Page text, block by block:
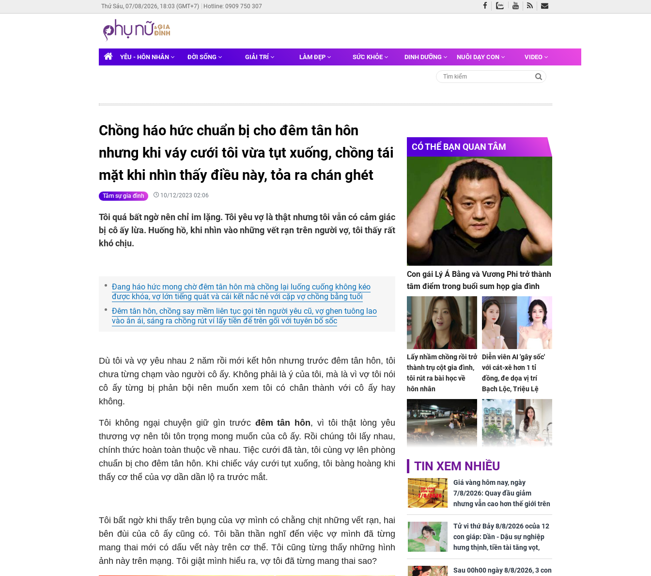
Thứ Sáu, 07/08/2026, 18:03 (GMT+7) Hotline: 0909 750 307
YÊU - HÔN NHÂN ĐỜI SỐNG GIẢI TRÍ LÀM ĐẸP SỨC KHỎE DINH DƯỠNG NUÔI DẠY CON VIDEO
Chồng háo hức chuẩn bị cho đêm tân hôn
nhưng khi váy cưới tôi vừa tụt xuống, chồng tái
mặt khi nhìn thấy điều này, tỏa ra chán ghét
Tâm sự gia đình 10/12/2023 02:06
Tôi quá bất ngờ nên chỉ im lặng. Tôi yêu vợ là thật nhưng tôi vẫn có cảm giác
bị cô ấy lừa. Huống hồ, khi nhìn vào những vết rạn trên người vợ, tôi thấy rất
khó chịu.
Đang háo hức mong chờ đêm tân hôn mà chồng lại luống cuống không kéo
được khóa, vợ lớn tiếng quát và cái kết nắc nẻ với cặp vợ chồng bằng tuổi
Đêm tân hôn, chồng say mềm liên tục gọi tên người yêu cũ, vợ ghen tuông lao
vào ân ái, sáng ra chồng rút ví lấy tiền để trên gối với tuyên bố sốc
Dù tôi và vợ yêu nhau 2 năm rồi mới kết hôn nhưng trước đêm tân hôn, tôi
chưa từng chạm vào người cô ấy. Không phải là ý của tôi, mà là vì vợ tôi nói
cô ấy từng bị phản bội nên muốn xem tôi có chân thành với cô ấy hay
không.
Tôi không ngại chuyện giữ gìn trước đêm tân hôn, vì tôi thật lòng yêu
thương vợ nên tôi tôn trọng mong muốn của cô ấy. Rồi chúng tôi lấy nhau,
chính thức hoàn toàn thuộc về nhau. Tiệc cưới đã tàn, tôi cùng vợ lên phòng
chuẩn bị cho đêm tân hôn. Khi chiếc váy cưới tụt xuống, tôi bàng hoàng khi
thấy cơ thể của vợ dần dần lộ ra trước mắt.
Tôi bất ngờ khi thấy trên bụng của vợ mình có chằng chịt những vết rạn, hai
bên đùi của cô ấy cũng có. Tôi bần thần nghĩ đến việc vợ mình đã từng
mang thai mới có dấu vết này trên cơ thể. Tôi cũng từng thấy những hình
ảnh này trên mạng. Tôi giật mình hiểu ra, vợ tôi đã từng mang thai sao?
CÓ THỂ BẠN QUAN TÂM
Con gái Lý Á Bằng và Vương Phi trở thành
tâm điểm trong buổi sum họp gia đình
Lấy nhầm chồng rồi trở
thành trụ cột gia đình,
tôi rút ra bài học về
hôn nhân
Diễn viên AI 'gây sốc'
với cát-xê hơn 1 tỉ
đồng, đe dọa vị trí
Bạch Lộc, Triệu Lệ
Dĩnh
TP.HCM: Nữ công nhân
tử vong trên đường đi
làm về trong khu công
nghiệp Sóng Thần
Đỗ Mỹ Linh hé lộ góc
bếp chill của nhà mới -
cạnh biệt thự bầu Hiển
Sau 00h00 ngày
TIN XEM NHIỀU
Giá vàng hôm nay, ngày
7/8/2026: Quay đầu giảm
nhưng vẫn cao hơn thế giới trên
7 triệu đồng
Tử vi thứ Bảy 8/8/2026 ocủa 12
con giáp: Dần - Dậu sự nghiệp
hưng thịnh, tiền tài tăng vọt,
Mão - Thân công việc bất trắc,
tiền mất tật mang
Sau 00h00 ngày 8/8/2026, 3 con